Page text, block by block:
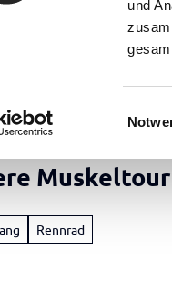
und
i
w
Muskeltour
Rennrad